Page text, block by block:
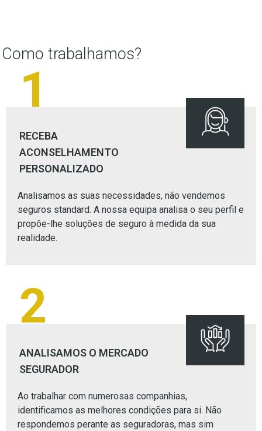
Como trabalhamos?
1
RECEBA
ACONSELHAMENTO
PERSONALIZADO
Analisamos as suas necessidades, não vendemos
seguros standard. A nossa equipa analisa o seu perfil e
propõe-lhe soluções de seguro à medida da sua
realidade.
2
ANALISAMOS O MERCADO
SEGURADOR
Ao trabalhar com numerosas companhias,
identificamos as melhores condições para si. Não
respondemos perante as seguradoras, mas sim